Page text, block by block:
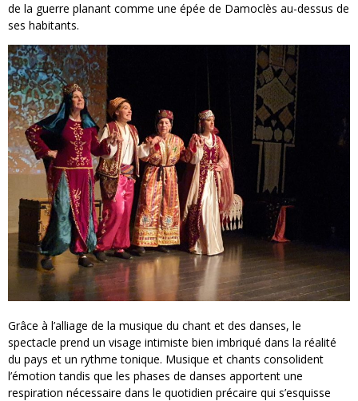
de la guerre planant comme une épée de Damoclès au-dessus de
ses habitants.
Grâce à l’alliage de la musique du chant et des danses, le
spectacle prend un visage intimiste bien imbriqué dans la réalité
du pays et un rythme tonique. Musique et chants consolident
l’émotion tandis que les phases de danses apportent une
respiration nécessaire dans le quotidien précaire qui s’esquisse